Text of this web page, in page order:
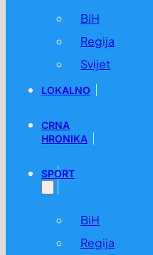
BiH
Regija
Svijet
LOKALNO
CRNA
HRONIKA
SPORT
BiH
Regija